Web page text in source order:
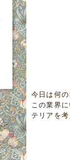
今日は何
この業界
テリアを